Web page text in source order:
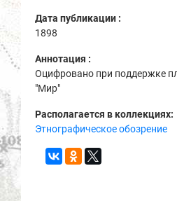
Дата публикации :
1898
Аннотация :
Оцифровано при поддержке
"Мир"
Располагается в коллекциях:
Этнографическое обозрение